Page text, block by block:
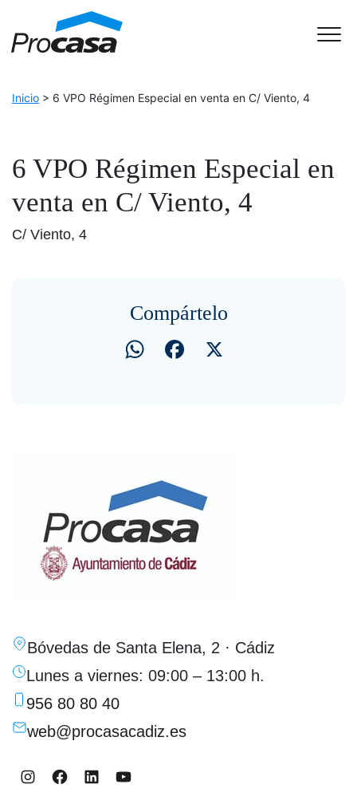
Main Navigation
Inicio > 6 VPO Régimen Especial en venta en C/ Viento, 4
6 VPO Régimen Especial en
venta en C/ Viento, 4
C/ Viento, 4
Compártelo
WhatsAppFacebook
Bóvedas de Santa Elena, 2 · Cádiz
Lunes a viernes: 09:00 – 13:00 h.
956 80 80 40
web@procasacadiz.es
Instagram
Facebook
LinkedInYouTube